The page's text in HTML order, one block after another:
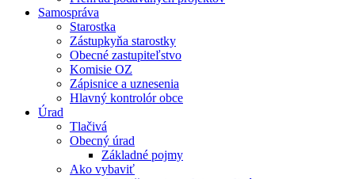
Samospráva
Starostka
Zástupkyňa starostky
Obecné zastupiteľstvo
Komisie OZ
Zápisnice a uznesenia
Hlavný kontrolór obce
Úrad
Tlačivá
Obecný úrad
Základné pojmy
Ako vybaviť